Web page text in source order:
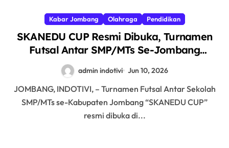
Kabar Jombang Olahraga Pendidikan
SKANEDU CUP Resmi Dibuka, Turnamen
Futsal Antar SMP/MTs Se-Jombang
Digelar di SMKN Kudu
admin indotivi Jun 10, 2026
JOMBANG, INDOTIVI, – Turnamen Futsal Antar Sekolah
SMP/MTs se-Kabupaten Jombang “SKANEDU CUP”
resmi dibuka di...